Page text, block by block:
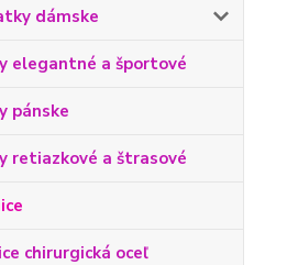
dámske
elegantné a športové
pánske
retiazkové a štrasové
chirurgická oceľ